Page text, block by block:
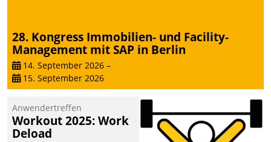
28. Kongress Immobilien- und Facility-
Management mit SAP in Berlin
14. September 2026 –
15. September 2026
Anwendertreffen
Workout 2025: Work
Deload